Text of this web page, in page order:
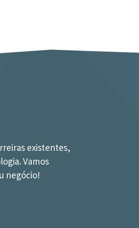
existentes,
Vamos
negócio!